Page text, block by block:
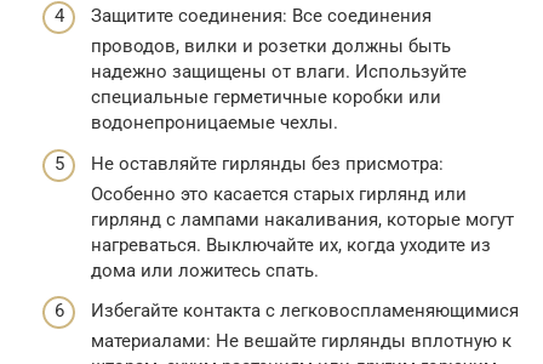
Защитите соединения: Все соединения
проводов, вилки и розетки должны быть
надежно защищены от влаги. Используйте
специальные герметичные коробки или
водонепроницаемые чехлы.
Не оставляйте гирлянды без присмотра:
Особенно это касается старых гирлянд или
гирлянд с лампами накаливания, которые могут
нагреваться. Выключайте их, когда уходите из
дома или ложитесь спать.
Избегайте контакта с легковоспламеняющимися
материалами: Не вешайте гирлянды вплотную к